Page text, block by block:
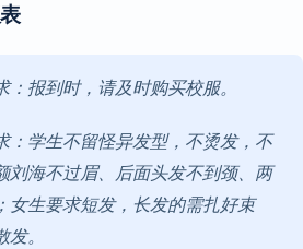
：报到时，请及时购买校服。
：学生不留怪异发型，不烫发，不
刘海不过眉、后面头发不到颈、两
女生要求短发，长发的需扎好束
。